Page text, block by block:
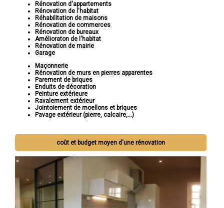
Rénovation d'appartements
Rénovation de l'habitat
Réhabilitation de maisons
Rénovation de commerces
Rénovation de bureaux
Amélioraton de l'habitat
Rénovation de mairie
Garage
Maçonnerie
Rénovation de murs en pierres apparentes
Parement de briques
Enduits de décoration
Peinture extérieure
Ravalement extérieur
Jointoiement de moellons et briques
Pavage extérieur (pierre, calcaire,...)
coût et budget moyen d'une rénovation